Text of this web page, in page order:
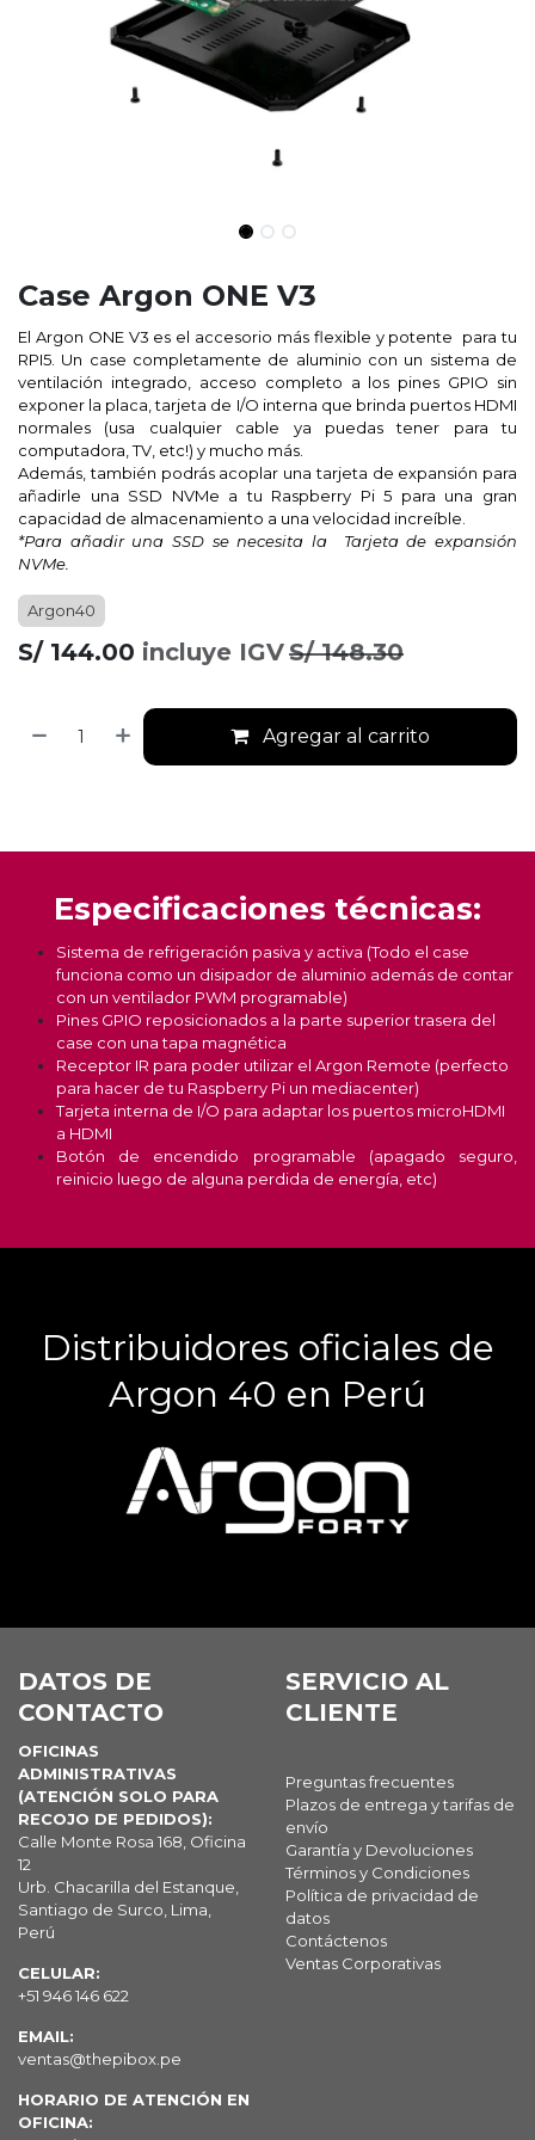
Case Argon ONE V3
El Argon ONE V3 es el accesorio más flexible y potente para tu
RPI5. Un case completamente de aluminio con un sistema de
ventilación integrado, acceso completo a los pines GPIO sin
exponer la placa, tarjeta de I/O interna que brinda puertos HDMI
normales (usa cualquier cable ya puedas tener para tu
computadora, TV, etc!) y mucho más.
Además, también podrás acoplar una tarjeta de expansión para
añadirle una SSD NVMe a tu Raspberry Pi 5 para una gran
capacidad de almacenamiento a una velocidad increíble.
*Para añadir una SSD se necesita la Tarjeta de expansión
NVMe.
Argon40
S/ 144.00 incluye IGVS/148.30
Agregar al carrito
Especificaciones técnicas:
Sistema de refrigeración pasiva y activa (Todo el case
funciona como un disipador de aluminio además de contar
con un ventilador PWM programable)
Pines GPIO reposicionados a la parte superior trasera del
case con una tapa magnética
Receptor IR para poder utilizar el Argon Remote (perfecto
para hacer de tu Raspberry Pi un mediacenter)
Tarjeta interna de I/O para adaptar los puertos microHDMI
a HDMI
Botón de encendido programable (apagado seguro,
reinicio luego de alguna perdida de energía, etc)
Distribuidores oficiales de
Argon 40 en Perú
DATOS DE
CONTACTO
OFICINAS
ADMINISTRATIVAS
(ATENCIÓN SOLO PARA
RECOJO DE PEDIDOS):
Calle Monte Rosa 168, Oficina
12
Urb. Chacarilla del Estanque,
Santiago de Surco, Lima,
Perú
CELULAR:
+51 946 146 622
EMAIL:
ventas@thepibox.pe
HORARIO DE ATENCIÓN EN
OFICINA:
SERVICIO AL
CLIENTE
Preguntas frecuentes
Plazos de entrega y tarifas de
envío
Garantía y Devoluciones
Términos y Condiciones
Política de privacidad de
datos
Contáctenos
Ventas Corporativas